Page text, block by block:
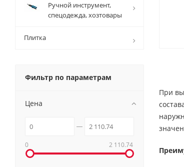
При
Ручной инструмент,
спецодежда, хозтовары
Плитка
Фильтр по параметрам
Цена
0 2 110.74